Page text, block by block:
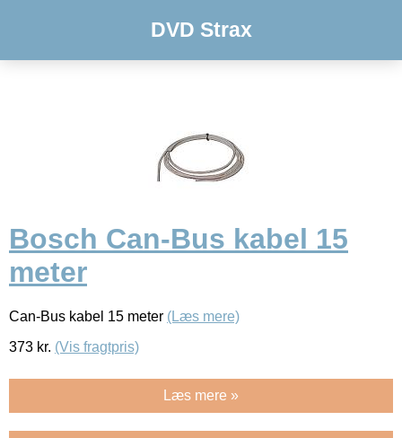
DVD Strax
Bosch Can-Bus kabel 15
meter
Can-Bus kabel 15 meter (Læs mere)
373 kr. (Vis fragtpris)
Læs mere »